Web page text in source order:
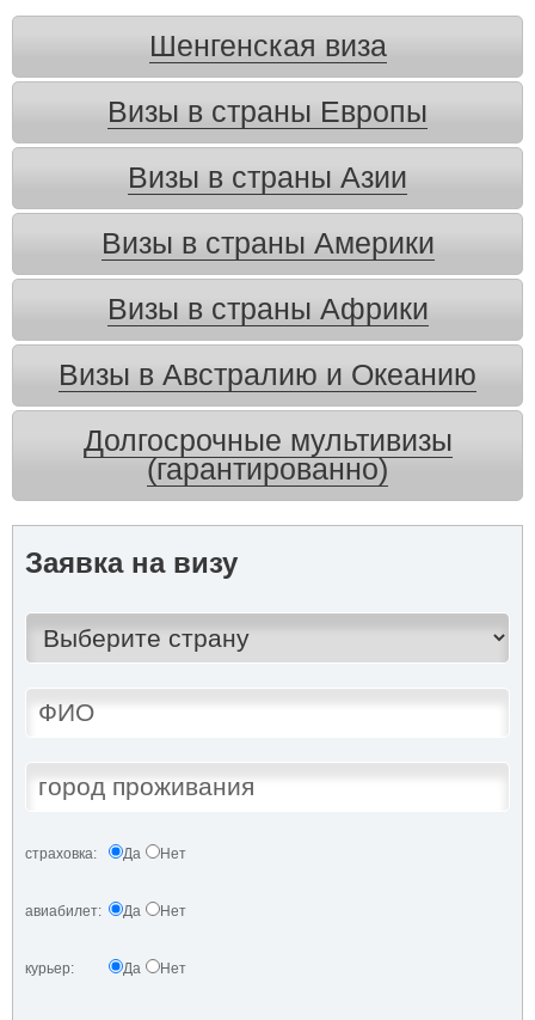
Шенгенская виза
Визы в страны Европы
Визы в страны Азии
Визы в страны Америки
Визы в страны Африки
Визы в Австралию и Океанию
Долгосрочные мультивизы
(гарантированно)
Заявка на визу
страховка: Да Нет
авиабилет: Да Нет
курьер: Да Нет